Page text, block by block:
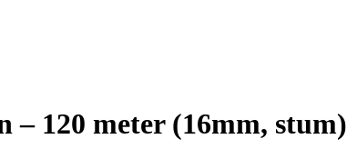
120 meter (16mm, stum)